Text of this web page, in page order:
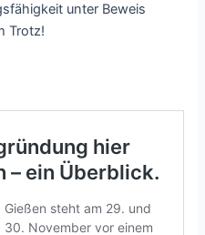
unter Beweis
Trotz!